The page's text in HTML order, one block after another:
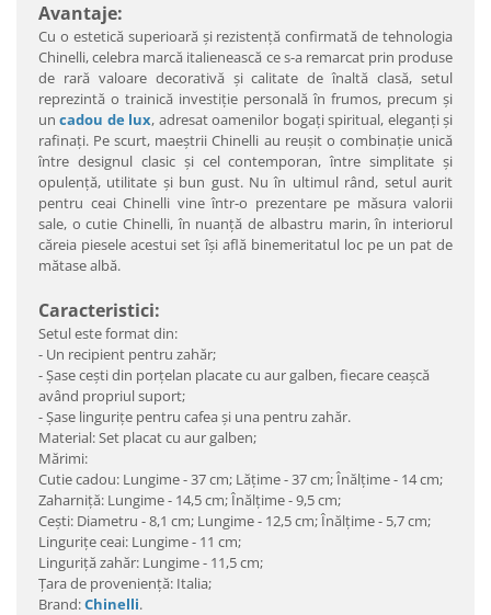
Avantaje:
Cu o estetică superioară şi rezistenţă confirmată de tehnologia
Chinelli, celebra marcă italienească ce s-a remarcat prin produse
de rară valoare decorativă şi calitate de înaltă clasă, setul
reprezintă o trainică investiţie personală în frumos, precum şi
uncadou de lux, adresat oamenilor bogaţi spiritual, eleganţi şi
rafinaţi. Pe scurt, maeştrii Chinelli au reuşit o combinaţie unică
între designul clasic şi cel contemporan, între simplitate şi
opulenţă, utilitate şi bun gust. Nu în ultimul rând, setul aurit
pentru ceai Chinelli vine într-o prezentare pe măsura valorii
sale, o cutie Chinelli, în nuanţă de albastru marin, în interiorul
căreia piesele acestui set îşi află binemeritatul loc pe un pat de
mătase albă.
Caracteristici:
Setul este format din:
- Un recipient pentru zahăr;
- Şase ceşti din porţelan placate cu aur galben, fiecare ceașcă
având propriul suport;
- Şase lingurițe pentru cafea şi una pentru zahăr.
Material: Set placat cu aur galben;
Mărimi:
Cutie cadou: Lungime - 37 cm; Lăţime - 37 cm; Înălţime - 14 cm;
Zaharniţă: Lungime - 14,5 cm; Înălţime - 9,5 cm;
Ceşti: Diametru - 8,1 cm; Lungime - 12,5 cm; Înălţime - 5,7 cm;
Linguriţe ceai: Lungime - 11 cm;
Linguriţă zahăr: Lungime - 11,5 cm;
Ţara de provenienţă: Italia;
Brand:Chinelli.